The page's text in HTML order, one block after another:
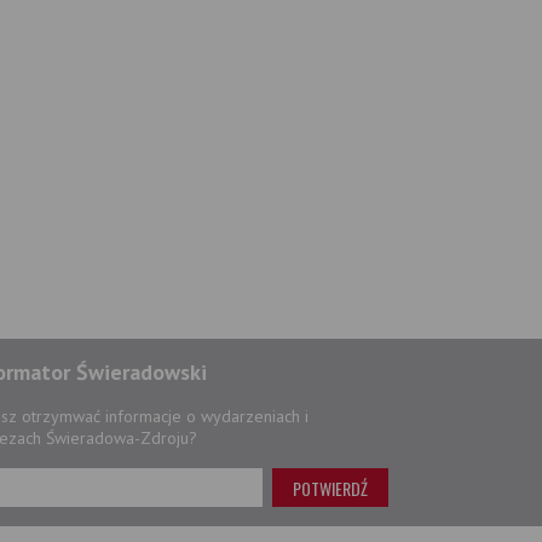
Świeradowski
otrzymwać informacje o wydarzeniach i
Świeradowa-Zdroju?